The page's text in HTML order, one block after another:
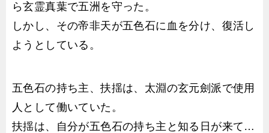
ら玄霊真葉で五洲を守った。
しかし、その帝非天が五色石に血を分け、復活し
ようとしている。
五色石の持ち主、扶揺は、太淵の玄元劍派で使用
人として働いていた。
扶揺は、自分が五色石の持ち主と知る日が来て…